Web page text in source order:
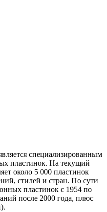
специализированным
пластинок. На текущий
около 5 000 пластинок
стилей и стран. По сути
пластинок с 1954 по
после 2000 года, плюс